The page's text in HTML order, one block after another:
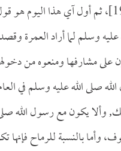
صلى الله عليه وسلم لما أراد
مشارفها ومنعوه من
صلى الله عليه وسلم في
وألا يكون مع رسول الله
بالنسبة للرماح فإنها